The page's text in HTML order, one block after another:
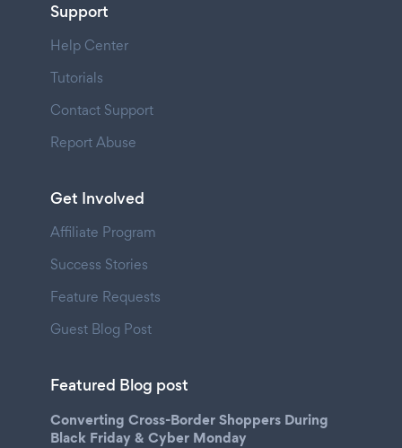
Support
Help Center
Tutorials
Contact Support
Report Abuse
Get Involved
Affiliate Program
Success Stories
Feature Requests
Guest Blog Post
Featured Blog post
Converting Cross-Border Shoppers During
Black Friday & Cyber Monday